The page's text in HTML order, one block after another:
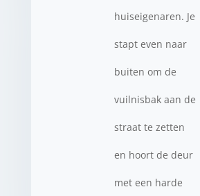
huiseigenaren. Je
stapt even naar
buiten om de
vuilnisbak aan de
straat te zetten
en hoort de deur
met een harde